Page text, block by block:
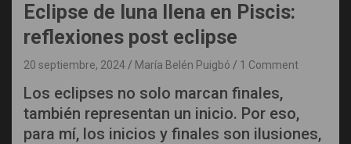
Eclipse de luna llena en Piscis:
reflexiones post eclipse
20 septiembre, 2024 María Belén Puigbó 1 Comment
Los eclipses no solo marcan finales,
también representan un inicio. Por eso,
para mí, los inicios y finales son ilusiones,